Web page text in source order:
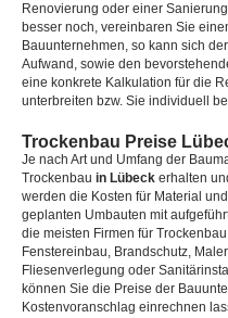
Renovierung oder einer
besser noch, vereinbaren Sie
Bauunternehmen, so kann sich
Aufwand, sowie den
eine konkrete Kalkulation für die
unterbreiten bzw. Sie individuell
Trockenbau Preise
Je nach Art und Umfang der
Trockenbau in Lübeck erhalten
werden die Kosten für Material
geplanten Umbauten mit
die meisten Firmen für
Fenstereinbau, Brandschutz,
Fliesenverlegung oder
können Sie die Preise der
Kostenvoranschlag einrechnen